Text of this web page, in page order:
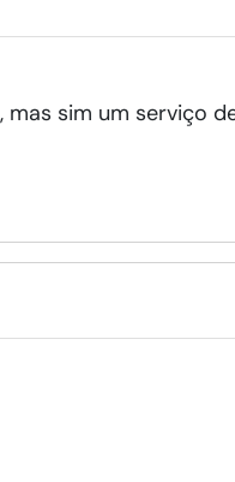
sim um serviço